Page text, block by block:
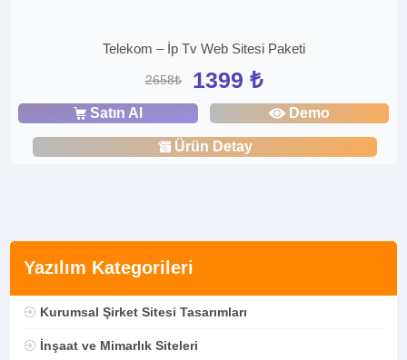
Yazılım Kategorileri
Kurumsal Şirket Sitesi Tasarımları
İnşaat ve Mimarlık Siteleri
Telekom – İp Tv Web Sitesi Paketi
2658₺ 1399 ₺
Satın Al Demo
Ürün Detay